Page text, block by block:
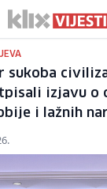
sukoba
izjavu o
i lažnih